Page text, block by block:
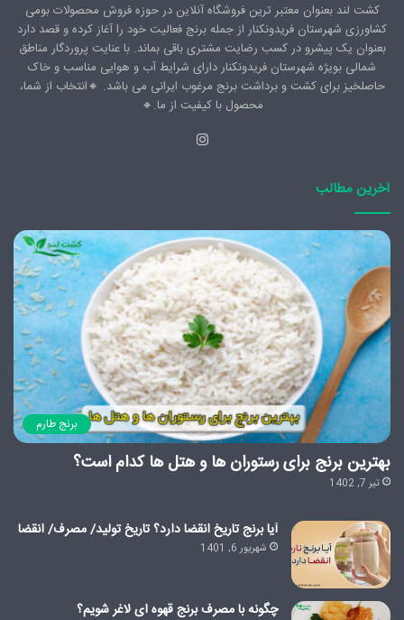
کشت لند بعنوان معتبر ترین فروشگاه آنلاین در حوزه فروش محصولات بومی
کشاورزی شهرستان فریدونکنار از جمله برنج فعالیت خود را آغاز کرده و قصد دارد
بعنوان یک پیشرو در کسب رضایت مشتری باقی بماند. با عنایت پروردگار مناطق
شمالی بویژه شهرستان فریدونکنار دارای شرایط آب و هوایی مناسب و خاک
حاصلخیز برای کشت و برداشت برنج مرغوب ایرانی می باشد. 🔸️انتخاب از شما،
محصول با کیفیت از ما.🔸️
آخرین مطالب
برنج طارم
بهترین برنج برای رستوران ها و هتل ها کدام است؟
تیر 7, 1402
آیا برنج تاریخ انقضا دارد؟ تاریخ تولید/ مصرف/ انقضا
شهریور 6, 1401
چگونه با مصرف برنج قهوه ای لاغر شویم؟